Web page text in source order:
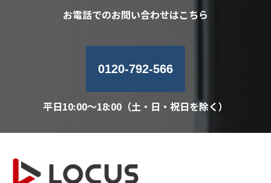
お電話でのお問い合わせはこちら
0120-792-566
平日10:00～18:00（土・日・祝日を除く）